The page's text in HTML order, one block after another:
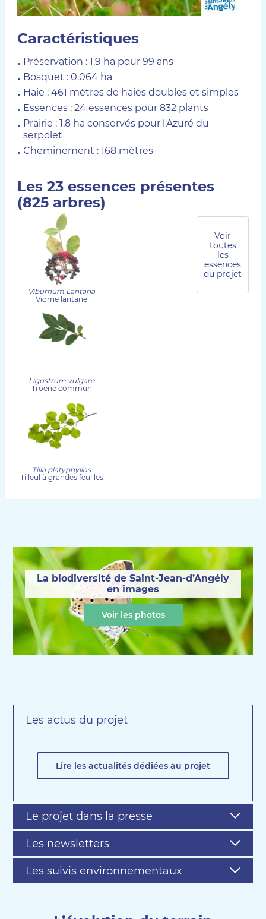
Caractéristiques
Préservation : 1.9 ha pour 99 ans
Bosquet : 0,064 ha
Haie : 461 mètres de haies doubles et simples
Essences : 24 essences pour 832 plants
Prairie : 1,8 ha conservés pour l'Azuré du
serpolet
Cheminement : 168 mètres
Les 23 essences présentes
(825 arbres)
Viburnum Lantana
Viorne lantane
Ligustrum vulgare
Troène commun
Tilia platyphyllos
Tilleul à grandes feuilles
Voir
toutes
les
essences
du projet
La biodiversité de Saint-Jean-d’Angély
en images
Voir les photos
Les actus du projet
Lire les actualités dédiées au projet
Le projet dans la presse
Les newsletters
Les suivis environnementaux